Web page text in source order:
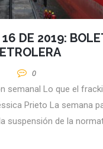
16 DE 2019:
0
semanal Lo que el
Prieto La semana
suspensión de la